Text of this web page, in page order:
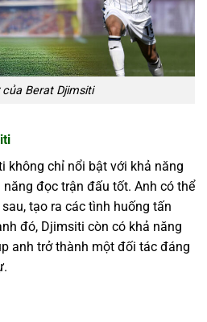
của Berat Djimsiti
không chỉ nổi bật với khả năng
đọc trận đấu tốt. Anh có thể
tạo ra các tình huống tấn
đó, Djimsiti còn có khả năng
anh trở thành một đối tác đáng